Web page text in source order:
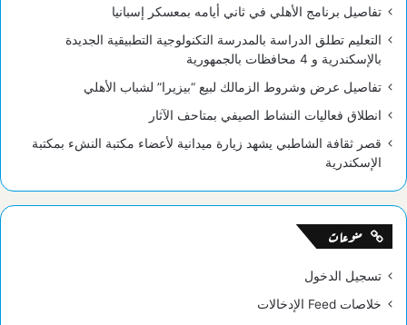
تفاصيل برنامج الأهلي في ثاني أيامه بمعسكر إسبانيا
التعليم تطلق الدراسة بالمدرسة التكنولوجية التطبيقية الجديدة
بالإسكندرية و 4 محافظات بالجمهورية
تفاصيل عرض وشروط الزمالك لبيع “بيزيرا” لشباب الأهلي
انطلاق فعاليات النشاط الصيفي بمتاحف الآثار
قصر ثقافة الشاطبي يشهد زيارة ميدانية لأعضاء مكتبة النشء بمكتبة
الإسكندرية
منوعات
تسجيل الدخول
خلاصات Feed الإدخالات